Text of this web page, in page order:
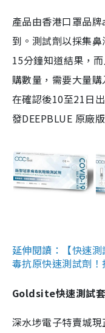
產品由香港口罩品
到。測試劑以採集
15分鐘知道結果，
購數量，需要大量
在確認後10至21日
發DEEPBLUE 原廠
延伸閱讀：【快速
毒抗原快速測試劑
Goldsite快速測試
深水埗電子特賣城